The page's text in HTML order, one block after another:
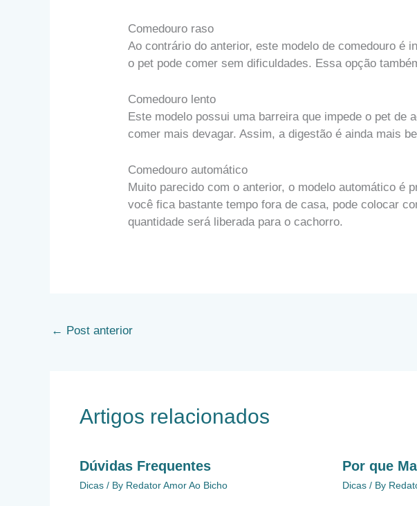
Comedouro raso
Ao contrário do anterior, este modelo de comedouro é
o pet pode comer sem dificuldades. Essa opção
Comedouro lento
Este modelo possui uma barreira que impede o pet
comer mais devagar. Assim, a digestão é ainda mais
Comedouro automático
Muito parecido com o anterior, o modelo automático é
você fica bastante tempo fora de casa, pode colocar
quantidade será liberada para o cachorro.
← Post anterior
Artigos relacionados
Dúvidas Frequentes
Dicas/ By Redator Amor Ao Bicho
Por que
Dicas/ By